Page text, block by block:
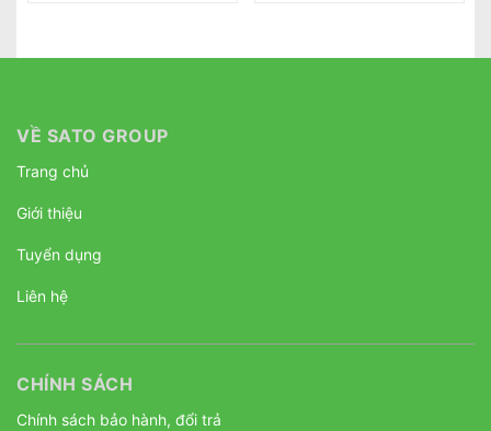
VỀ SATO GROUP
Trang chủ
Giới thiệu
Tuyển dụng
Liên hệ
CHÍNH SÁCH
Chính sách bảo hành, đổi trả